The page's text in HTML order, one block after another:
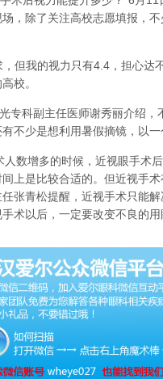
，除了关注高校志愿填报，
但我的视力只有4.4，担心达
校。
专科副主任医师谢秀丽介绍
不少是想利用暑假摘镜，以一
人数增多的时候，近视眼手术
上是比较合适的。但近视手
张青松提醒，近视手术只能
术以后，一定要改变不良的用